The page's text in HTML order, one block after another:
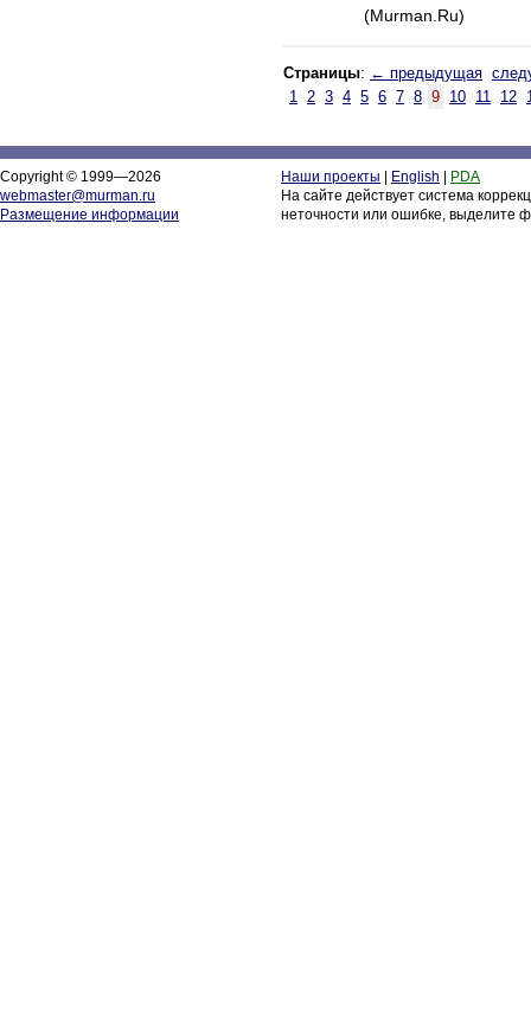
(Murman.Ru)
Страницы: ← предыдущая
1 2 3 4 5 6 7 8 9 10 11 12
Copyright © 1999—2026
webmaster@murman.ru
Размещение информации
Наши проекты English
PDA
На сайте действует система
неточности или ошибке, выделите